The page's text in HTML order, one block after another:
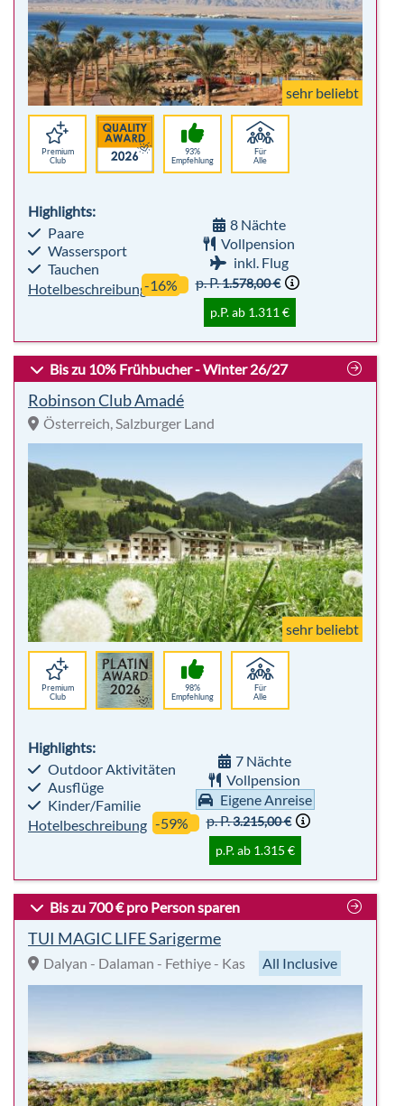
Premium
Club
93%
Empfehlung
Für
Alle
Highlights:
Paare
Wassersport
Tauchen
Hotelbeschreibung
8 Nächte
Vollpension
inkl. Flug
-16%
p. P.
1.578,00 €
p.P. ab 1.311 €
Bis zu 10% Frühbucher - Winter 26/27
Robinson Club Amadé
Österreich, Salzburger Land
sehr beliebt
Premium
Club
98%
Empfehlung
Für
Alle
Highlights:
Outdoor Aktivitäten
Ausflüge
Kinder/Familie
Hotelbeschreibung
7 Nächte
Vollpension
Eigene Anreise
-59%
3.215,00 €
p.P. ab 1.315 €
Bis zu 700 € pro Person sparen
TUI MAGIC LIFE Sarigerme
Dalyan - Dalaman - Fethiye - Kas All Inclusive
4
Sterne
98%
Empfehlung
Für
Alle